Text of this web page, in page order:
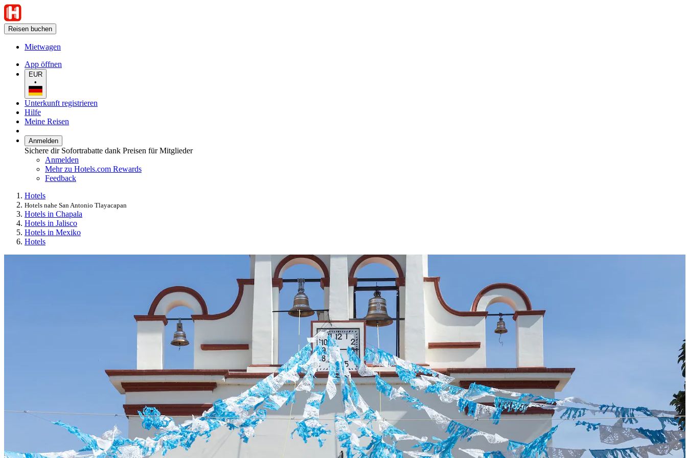
Reisen buchen
Mietwagen
App öffnen
EUR
•
Unterkunft registrieren
Hilfe
Meine Reisen
Anmelden
Sichere dir Sofortrabatte dank Preisen für Mitglieder
Anmelden
Mehr zu Hotels.com Rewards
Feedback
Hotels
Hotels nahe San Antonio Tlayacapan
Hotels in Chapala
Hotels in Jalisco
Hotels in Mexiko
Hotels